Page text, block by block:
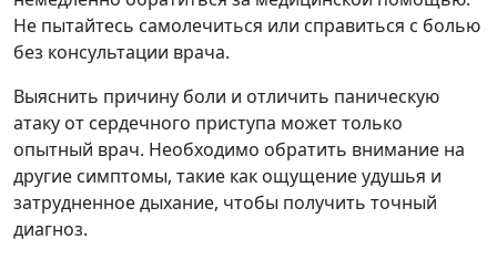
Не пытайтесь самолечиться или справиться с болью
без консультации врача.
Выяснить причину боли и отличить паническую
атаку от сердечного приступа может только
опытный врач. Необходимо обратить внимание на
другие симптомы, такие как ощущение удушья и
затрудненное дыхание, чтобы получить точный
диагноз.